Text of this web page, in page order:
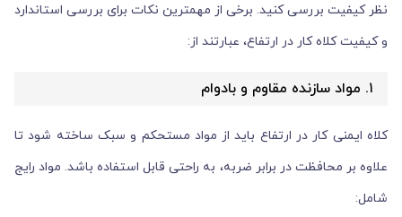
نظر کیفیت بررسی کنید. برخی از مهمترین نکات برای بررسی استاندارد
و کیفیت کلاه کار در ارتفاع، عبارتند از:
۱. مواد سازنده مقاوم و بادوام
کلاه ایمنی کار در ارتفاع باید از مواد مستحکم و سبک ساخته شود تا
علاوه بر محافظت در برابر ضربه، به راحتی قابل استفاده باشد. مواد رایج
شامل: